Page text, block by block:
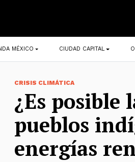
MÉXICO CIUDAD CAPITAL
CRISIS CLIMÁTICA
¿Es posible
pueblos
energías